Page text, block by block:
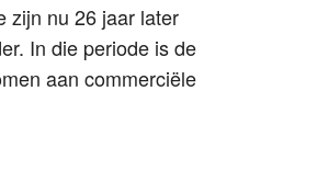
zijn nu 26 jaar later
In die periode is de
aan commerciële